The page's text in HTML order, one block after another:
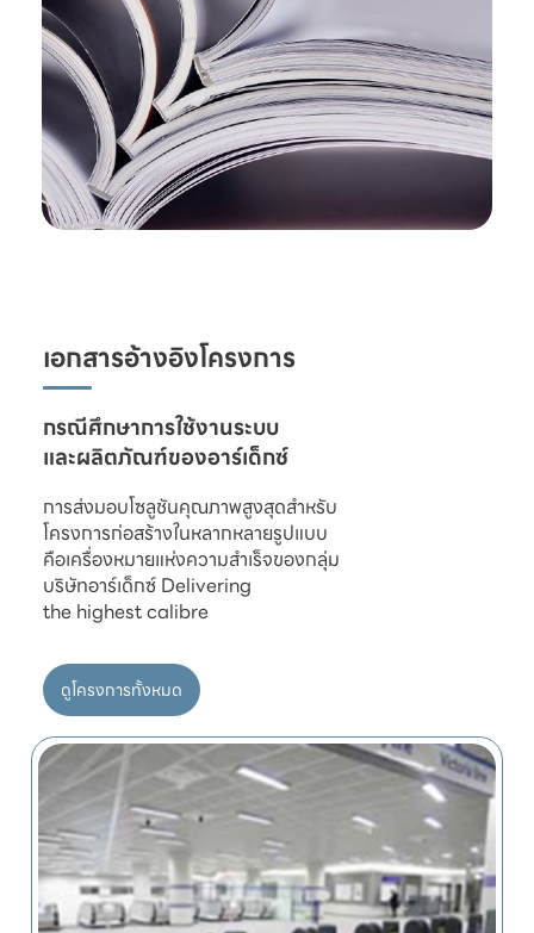
เอกสารอ้างอิงโครงการ
และผลิตภัณฑ์ของอาร์เด็กซ์
การส่งมอบโซลูชันคุณภาพสูงสุดสำหรับ
โครงการก่อสร้างในหลากหลายรูปแบบ
คือเครื่องหมายแห่งความสำเร็จของกลุ่ม
บริษัทอาร์เด็กซ์ Delivering
ดูโครงการทั้งหมด